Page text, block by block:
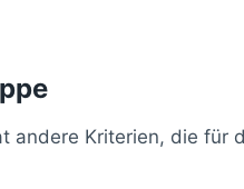
andere Kriterien, die für